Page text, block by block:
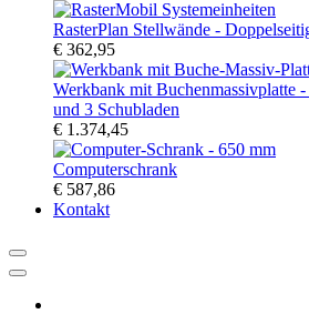
RasterPlan Stellwände -
€ 362,95
Werkbank mit Buchenmassivplatte
und 3 Schubladen
€ 1.374,45
Computerschrank
€ 587,86
Kontakt